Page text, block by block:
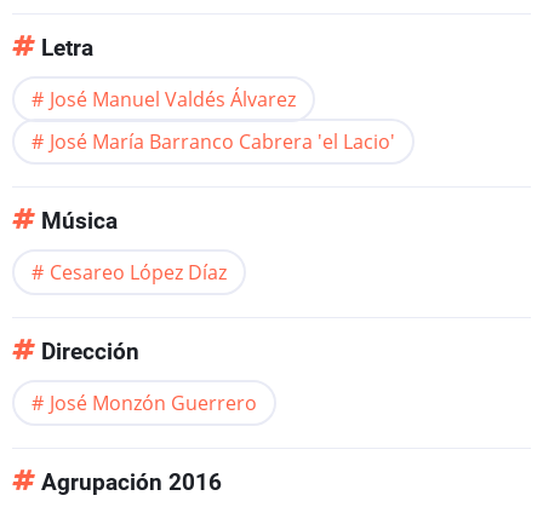
Letra
José Manuel Valdés Álvarez
José María Barranco Cabrera 'el Lacio'
Música
Cesareo López Díaz
Dirección
José Monzón Guerrero
Agrupación 2016